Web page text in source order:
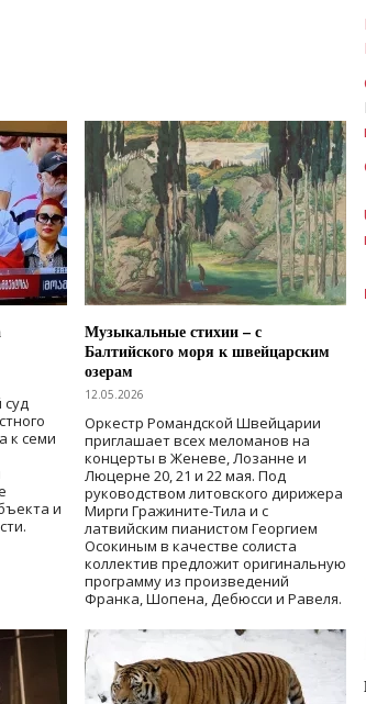
суд
к семи
и
.
Музыкальные стихии – с
Балтийского моря к швейцарским
озерам
12.05.2026
Оркестр Романдской Швейцарии
приглашает всех меломанов на
концерты в Женеве, Лозанне и
Люцерне 20, 21 и 22 мая. Под
руководством литовского дирижера
Мирги Гражините-Тила и с
латвийским пианистом Георгием
Осокиным в качестве солиста
коллектив предложит оригинальную
программу из произведений
Франка, Шопена, Дебюсси и Равеля.